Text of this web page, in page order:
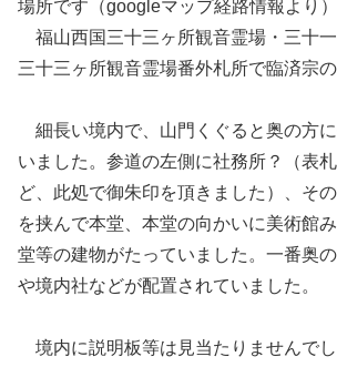
場所です（googleマップ経路情報よ
福山西国三十三ヶ所観音霊場・三十
三十三ヶ所観音霊場番外札所で臨済宗の
細長い境内で、山門くぐると奥の方
いました。参道の左側に社務所？（表
ど、此処で御朱印を頂きました）、そ
を挟んで本堂、本堂の向かいに美術館
堂等の建物がたっていました。一番奥
や境内社などが配置されていました。
境内に説明板等は見当たりませんで